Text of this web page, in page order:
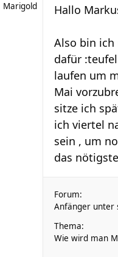
Marigold Hallo
Also bin ich
dafür
laufen um
Mai
sitze ich
ich viertel
sein , um
das
Forum:
Anfänger unter
Thema:
Wie wird man